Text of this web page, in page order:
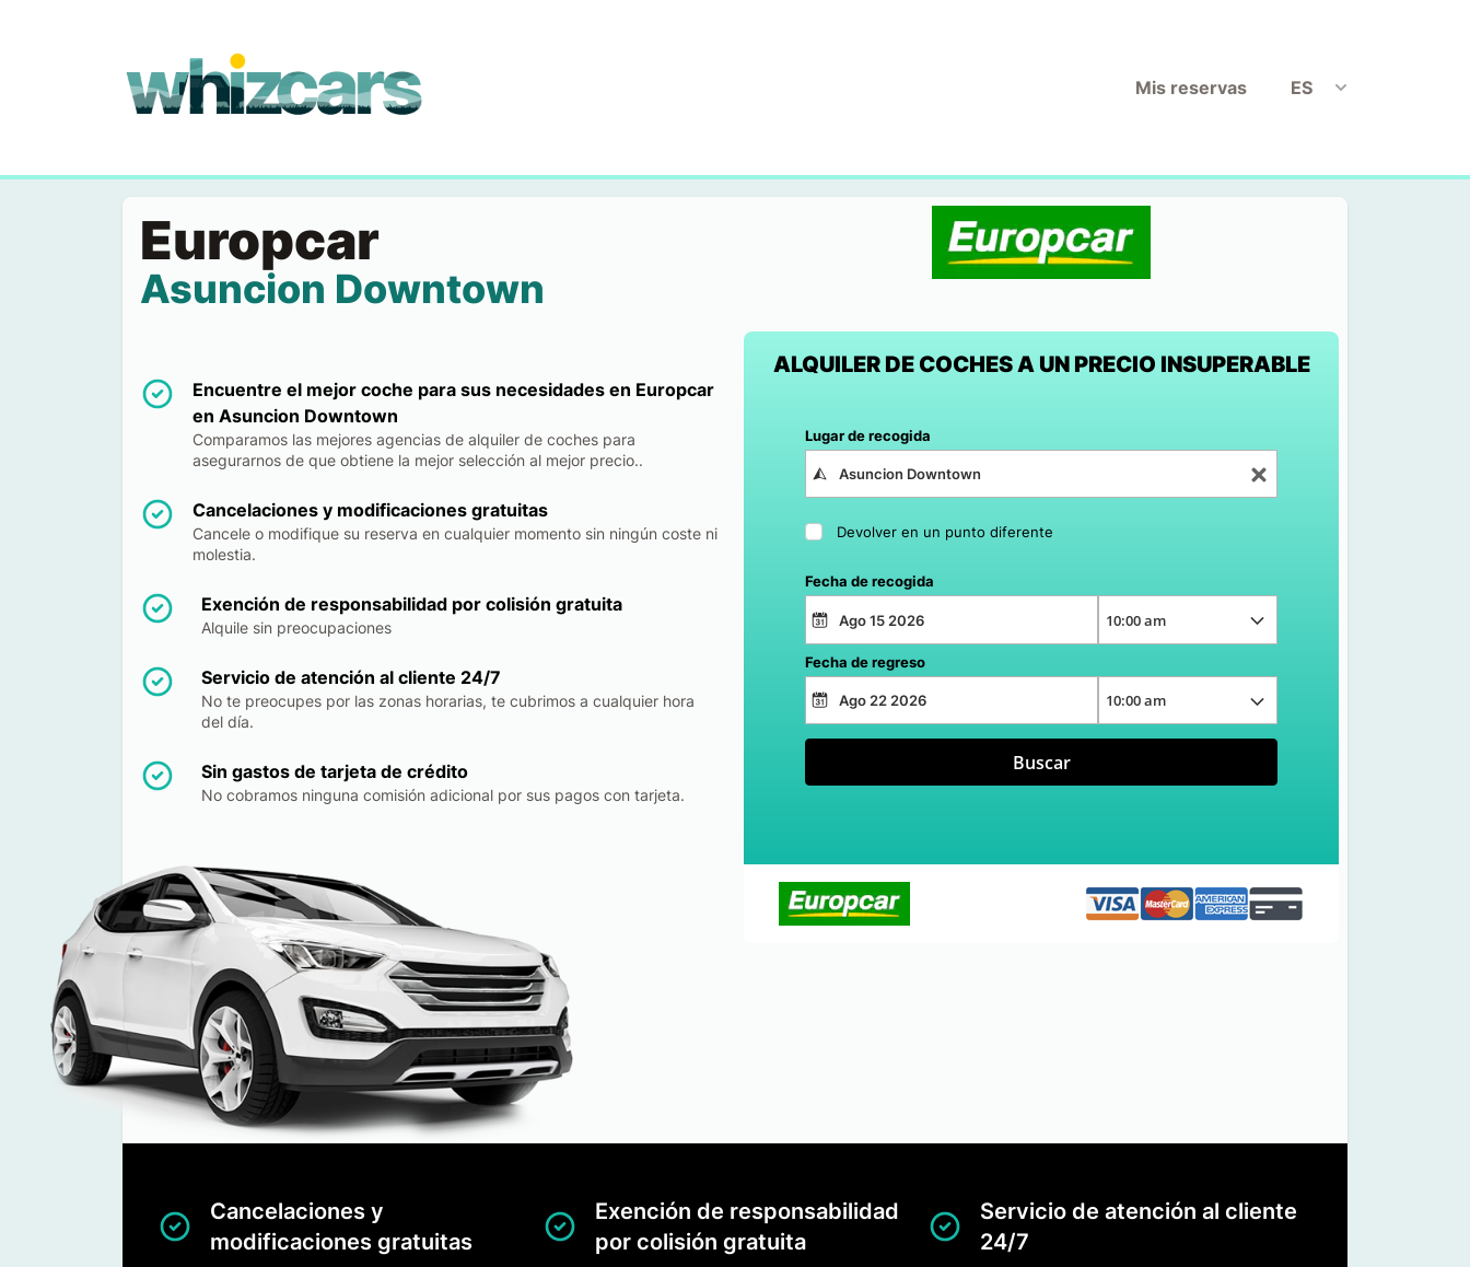
whizcars.com
Mis reservas
ES
Europcar
Asuncion Downtown
Encuentre el mejor coche para sus necesidades en Europcar
en Asuncion Downtown
Comparamos las mejores agencias de alquiler de coches para
asegurarnos de que obtiene la mejor selección al mejor precio..
Cancelaciones y modificaciones gratuitas
Cancele o modifique su reserva en cualquier momento sin ningún coste ni
molestia.
Exención de responsabilidad por colisión gratuita
Alquile sin preocupaciones
Servicio de atención al cliente 24/7
No te preocupes por las zonas horarias, te cubrimos a cualquier hora
del día.
Sin gastos de tarjeta de crédito
No cobramos ninguna comisión adicional por sus pagos con tarjeta.
ALQUILER DE COCHES A UN PRECIO INSUPERABLE
Lugar de recogida
Devolver en un punto diferente
Fecha de recogida
Fecha de regreso
Buscar
Cancelaciones y
modificaciones gratuitas
Exención de responsabilidad
por colisión gratuita
Servicio de atención al cliente
24/7